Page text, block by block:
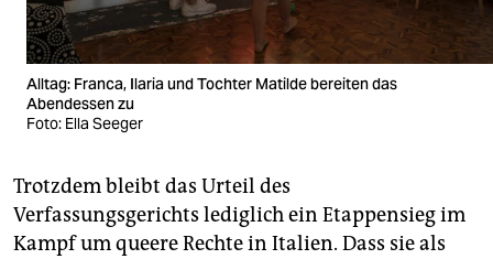
Alltag: Franca, Ilaria und Tochter Matilde bereiten das
Abendessen zu
Foto: Ella Seeger
Trotzdem bleibt das Urteil des
Verfassungsgerichts lediglich ein Etappensieg im
Kampf um queere Rechte in Italien. Dass sie als